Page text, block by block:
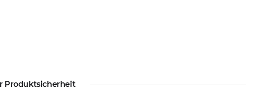
Produktsicherheit